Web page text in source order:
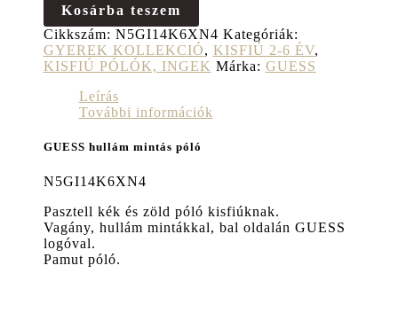
Kosárba teszem
Cikkszám: N5GI14K6XN4 Kategóriák:
GYEREK KOLLEKCIÓ, KISFIÚ 2-6 ÉV,
KISFIÚ PÓLÓK, INGEK Márka: GUESS
Leírás
További információk
GUESS hullám mintás póló
N5GI14K6XN4
Pasztell kék és zöld póló kisfiúknak.
Vagány, hullám mintákkal, bal oldalán GUESS
logóval.
Pamut póló.